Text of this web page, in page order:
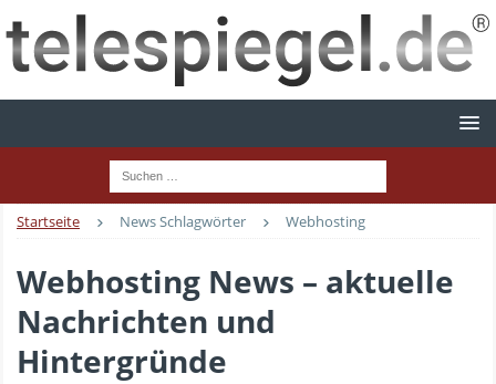
Startseite News Schlagwörter Webhosting
Webhosting News – aktuelle
Nachrichten und
Hintergründe